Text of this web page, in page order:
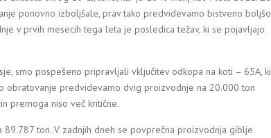
ponovno izboljšale, prav tako predvidevamo bistveno boljšo
v prvih mesecih tega leta je posledica težav, ki se pojavljajo
smo pospešeno pripravljali vključitev odkopa na koti – 65A, ki
predvidevamo dvig proizvodnje na 20.000 ton
premoga niso več kritične.
ton. V zadnjih dneh se povprečna proizvodnja giblje